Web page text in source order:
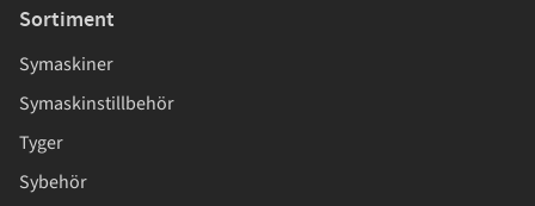
Sortiment
Symaskiner
Symaskinstillbehör
Tyger
Sybehör